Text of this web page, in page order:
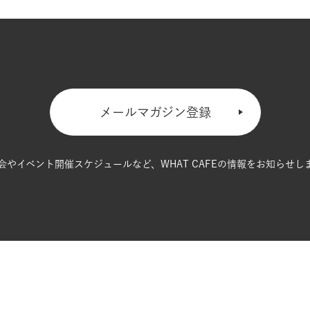
メールマガジン登録
やイベント開催スケジュールなど、 WHAT CAFEの情報をお知らせし